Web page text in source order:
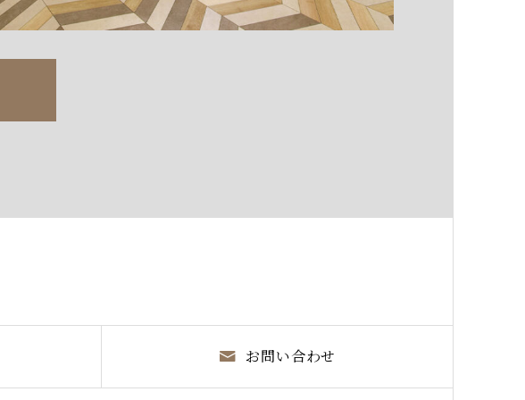
お問い合わせ